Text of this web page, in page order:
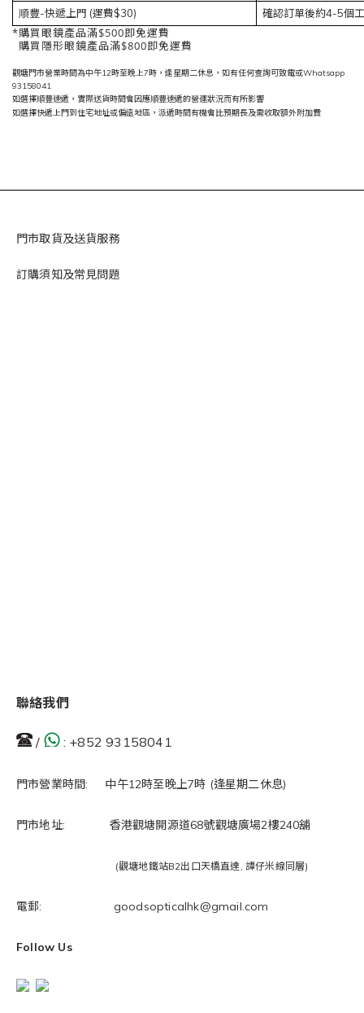
順豐-快遞上門 (運費$30) 確認訂單後約4-5個
*購買眼鏡產品滿$500即免運費
購買隱形眼鏡產品滿$800即免運費
觀塘門市營業時間為中午12時至晚上7時，逢星期二休息，如有任何查詢可致電或Whatsapp
93158041
如選擇順豐速遞，實際送貨時間會因應順豐速遞的營運狀況而有所影響
如選擇快遞上門到住宅地址或偏遠地區，派遞時間有機會比預期長及需收取額外附加費
門市取貨及送貨服務
訂購須知及常見問題
聯絡我們
/ : +852 93158041
門市營業時間: 中午12時至晚上7時 (逢星期二休息)
門市地址: 香港觀塘開源道68號觀塘廣場2樓240舖
(觀塘地鐵站B2出口天橋直達, 譚仔米線同層)
電郵: goodsopticalhk@gmail.com
Follow Us